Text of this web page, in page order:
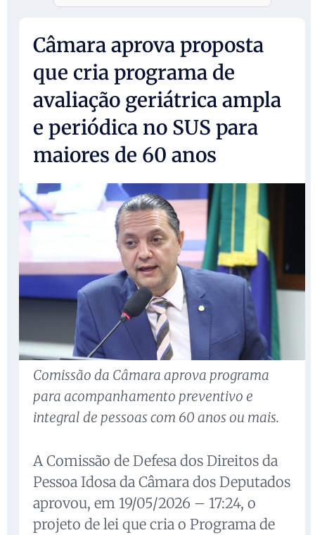
Câmara aprova proposta
que cria programa de
avaliação geriátrica ampla
e periódica no SUS para
maiores de 60 anos
Comissão da Câmara aprova programa
para acompanhamento preventivo e
integral de pessoas com 60 anos ou mais.
A Comissão de Defesa dos Direitos da
Pessoa Idosa da Câmara dos Deputados
aprovou, em 19/05/2026 – 17:24, o
projeto de lei que cria o Programa de